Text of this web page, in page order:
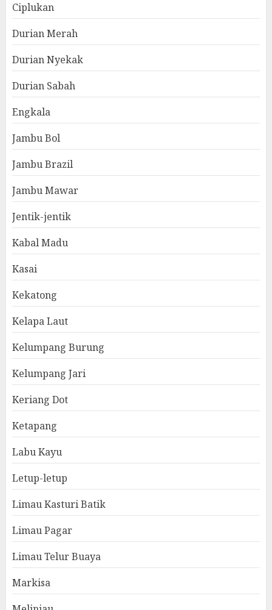
Ciplukan
Durian Merah
Durian Nyekak
Durian Sabah
Engkala
Jambu Bol
Jambu Brazil
Jambu Mawar
Jentik-jentik
Kabal Madu
Kasai
Kekatong
Kelapa Laut
Kelumpang Burung
Kelumpang Jari
Keriang Dot
Ketapang
Labu Kayu
Letup-letup
Limau Kasturi Batik
Limau Pagar
Limau Telur Buaya
Markisa